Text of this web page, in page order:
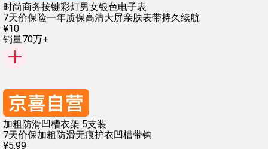
时尚商务按键彩灯男女银色电子表
7天价保险一年质保高清大屏亲肤表带持久续航
¥10
销量70万+
加粗防滑凹槽衣架 5支装
7天价保加粗防滑无痕护衣凹槽带钩
¥5.99